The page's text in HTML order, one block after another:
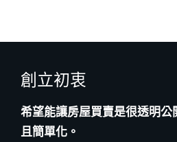
b
o
o
k
at
創立初衷
希望能讓房屋買賣是很透明
且簡單化。